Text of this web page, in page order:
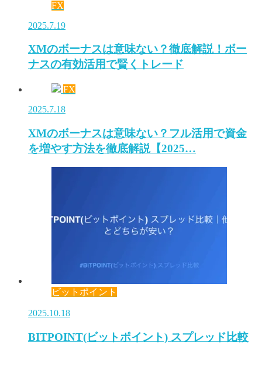
FX
2025.7.19
XMのボーナスは意味ない？徹底解説！ボー
ナスの有効活用で賢くトレード
FX
2025.7.18
XMのボーナスは意味ない？フル活用で資金
を増やす方法を徹底解説【2025…
ビットポイント
2025.10.18
BITPOINT(ビットポイント) スプレッド比較